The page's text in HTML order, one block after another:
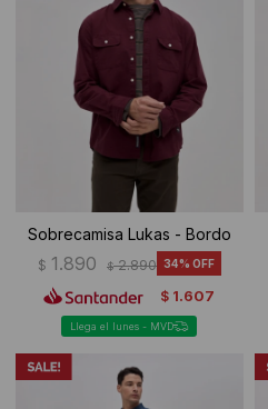
Sobrecamisa Lukas - Bordo
$ 1.890 $ 2.890 34
$ 1.607
Llega el lunes - MVD